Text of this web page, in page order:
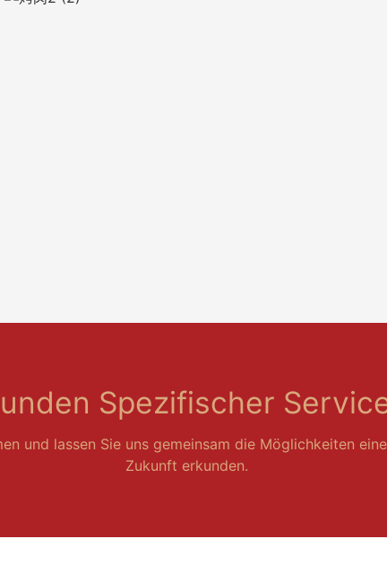
Spezifischer
und lassen Sie uns gemeinsam die Möglichkeiten
Zukunft erkunden.